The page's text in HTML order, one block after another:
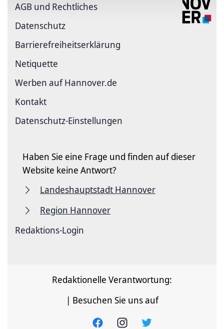
AGB und Rechtliches
Datenschutz
Barriere­freiheits­erklärung
Netiquette
Werben auf Hannover.de
Kontakt
Datenschutz-Einstellungen
Haben Sie eine Frage und finden auf dieser
Website keine Antwort?
Landeshauptstadt Hannover
Region Hannover
Redaktions-Login
Redaktionelle Verantwortung:
| Besuchen Sie uns auf